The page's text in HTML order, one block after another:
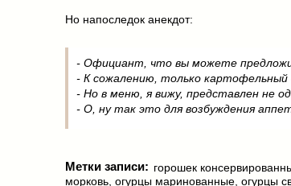
Но напоследок анекдот:
- Официант, что вы можете
- К сожалению, только картофельный
- Но в меню, я вижу, представлен не
- О, ну так это для возбуждения
Метки записи: горошек
морковь ,огурцы маринованные ,огурцы